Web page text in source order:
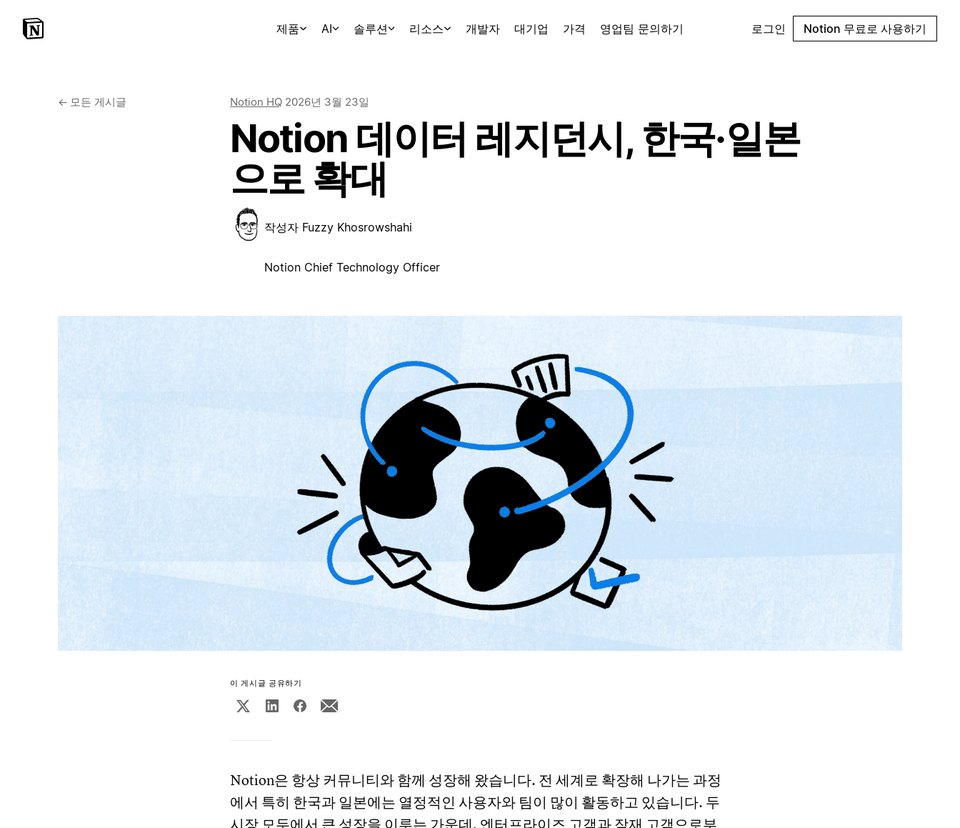
제품 AI 솔루션 리소스 개발자 대기업 가격 영업팀 문의하기 로그인 Notion 무료로 사용하기
← 모든 게시글 Notion HQ 2026년 3월 23일
Notion 데이터 레지던시, 한국·일본
으로 확대
작성자 Fuzzy Khosrowshahi
Notion Chief Technology Officer
이 게시글 공유하기
Notion은 항상 커뮤니티와 함께 성장해 왔습니다. 전 세계로 확장해 나가는 과정
에서 특히 한국과 일본에는 열정적인 사용자와 팀이 많이 활동하고 있습니다. 두